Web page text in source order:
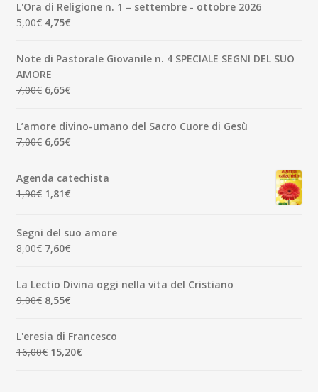
era:
3,50€.
è:
L'Ora di Religione n. 1 – settembre - ottobre 2026
5,00€ Il
originale
era:
5,00€.
4,75€Il
attuale
4,75€.
Note di Pastorale Giovanile n. 4 SPECIALE SEGNI DEL SUO
AMORE
7,00€ Il
originale
era:
7,00€.
6,65€Il
attuale
è:
L’amore divino-umano del Sacro Cuore di Gesù
7,00€ Il
originale
era:
7,00€.
6,65€Il
attuale
è:
Agenda catechista
1,90€ Il
era:
1,90€.
1,81€Il
è:
1,81€.
Segni del suo amore
8,00€ Il
originale
era:
7,60€Il
attuale
è:
La Lectio Divina oggi nella vita del Cristiano
9,00€ Il
originale
era:
8,55€Il
attuale
è:
L'eresia di Francesco
16,00€ Il
15,20€Il